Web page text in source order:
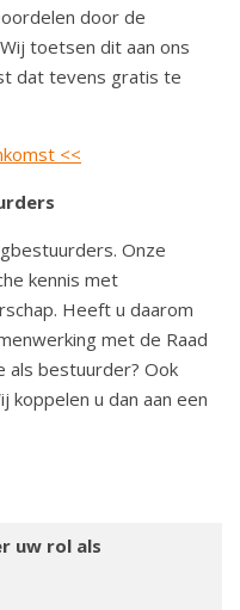
door de
toetsen dit aan ons
dat tevens gratis te
<<
Onze
kennis met
Heeft u daarom
met de Raad
als bestuurder? Ook
koppelen u dan aan een
uw rol als